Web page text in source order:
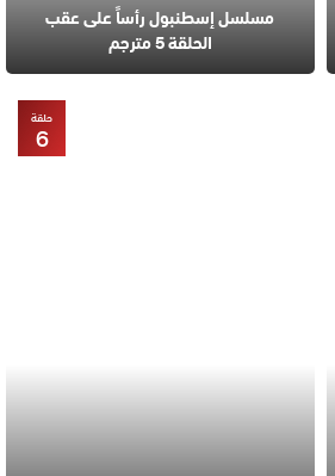
مسلسل إسطنبول رأساً على عقب
الحلقة 5 مترجم
حلقة
6